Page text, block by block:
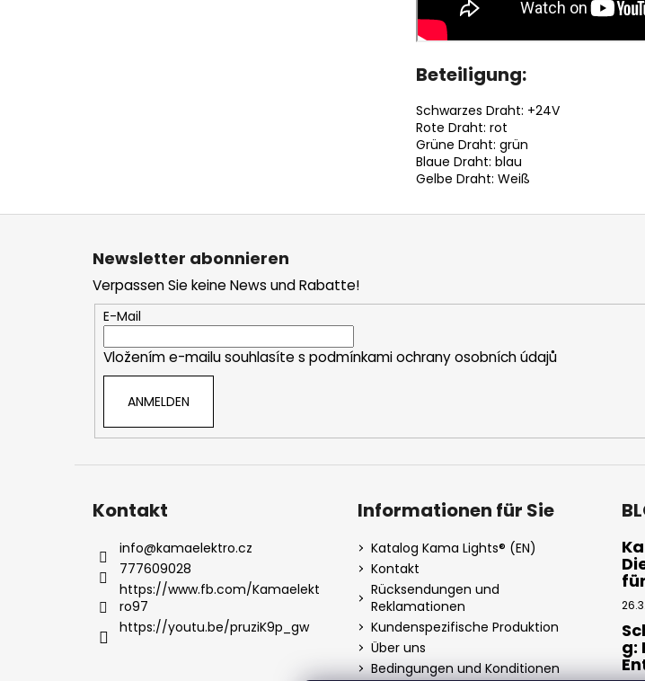
Beteiligung:
Schwarzes Draht: +24V
Rote Draht: rot
Grüne Draht: grün
Blaue Draht: blau
Gelbe Draht: Weiß
F
Newsletter abonnieren
Verpassen Sie keine News und Rabatte!
E-Mail
Vložením e-mailu souhlasíte s podmínkami ochrany osobních údajů
ANMELDEN
Kontakt
info@kamaelektro.cz
777609028
https://www.fb.com/Kamaelekt
ro97
https://youtu.be/pruziK9p_gw
Informationen für Sie
Katalog Kama Lights® (EN)
Kontakt
Rücksendungen und
Reklamationen
Kundenspezifische Produktion
Über uns
Bedingungen und Konditionen
g: